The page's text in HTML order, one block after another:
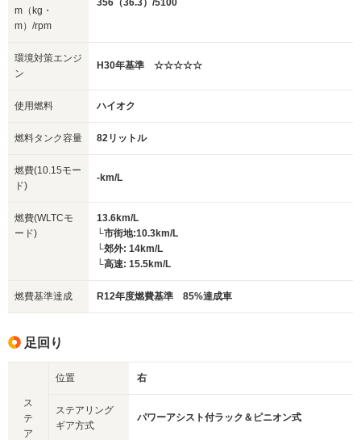
m（kg・
m）/rpm
356（36.3）/5100
環境対策エンジ
ン
H30年基準 ☆☆☆☆☆
使用燃料 ハイオク
燃料タンク容量 82リットル
燃費(10.15モー
ド)
-km/L
燃費(WLTCモ
ード)
13.6km/L
└市街地:10.3km/L
└郊外: 14km/L
└高速: 15.5km/L
燃費基準達成 R12年度燃費基準 85%達成車
足回り
ス
テ
ア
位置 右
ステアリング
ギア方式
パワーアシスト付ラック＆ピニオン式